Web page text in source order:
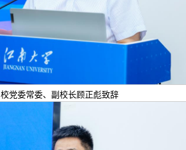
校党委常委、副校长顾正彪致辞